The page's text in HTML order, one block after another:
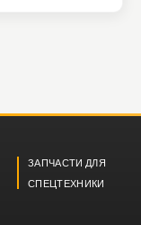
ЗАПЧАСТИ ДЛЯ
СПЕЦТЕХНИКИ